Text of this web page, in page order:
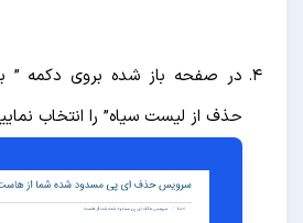
در صفحه باز شده بروی دکمه ”
حذف از لیست سیاه” را انتخاب